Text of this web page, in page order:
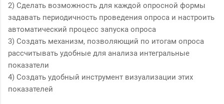
2) Сделать возможность для каждой опросной формы
задавать периодичность проведения опроса и настроить
автоматический процесс запуска опроса
3) Создать механизм, позволяющий по итогам опроса
рассчитывать удобные для анализа интегральные
показатели
4) Создать удобный инструмент визуализации этих
показателей